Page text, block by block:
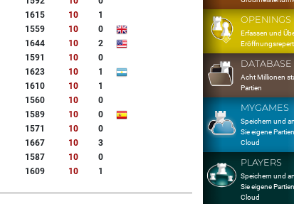
1615 10
1
1559 10
0
1644 10
2
1591 10
0
1623 10
1
1610 10
1
1560 10
0
1589 10
0
1571 10
0
1667 10
3
1587 10
0
1609 10 1
OPENINGS
Erfassen und
DATABASE
Acht Millionen
Partien
MYGAMES
Speichern und
Sie eigene
Cloud
PLAYERS
Speichern und
Sie eigene
Cloud